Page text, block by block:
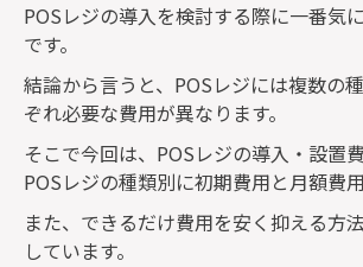
POSレジの導入を検討する際に一番気
です。
結論から言うと、 POSレジには複数の
ぞれ必要な費用が異なります。
そこで今回は、 POSレジの導入・設置
POSレジの種類別に初期費用と月額費
また、できるだけ費用を安く抑える方
しています。